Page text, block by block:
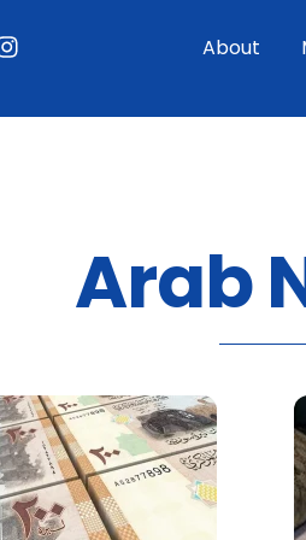
About
Arab